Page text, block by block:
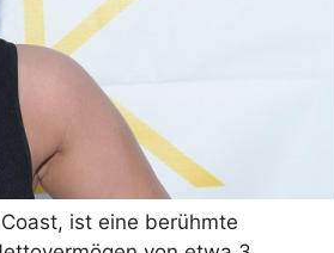
ist eine berühmte